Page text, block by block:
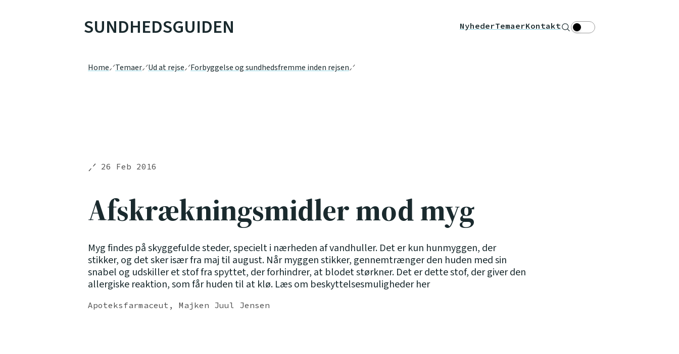
SUNDHEDSGUIDEN NyhederTemaerKontakt Søg Theme toggle
Home Temaer Ud at rejse Forbyggelse og sundhedsfremme inden rejsen
26 Feb 2016
Afskrækningsmidler mod myg
Myg findes på skyggefulde steder, specielt i nærheden af vandhuller. Det er kun hunmyggen, der
stikker, og det sker især fra maj til august. Når myggen stikker, gennemtrænger den huden med sin
snabel og udskiller et stof fra spyttet, der forhindrer, at blodet størkner. Det er dette stof, der giver den
allergiske reaktion, som får huden til at klø. Læs om beskyttelsesmuligheder her
Apoteksfarmaceut, Majken Juul Jensen